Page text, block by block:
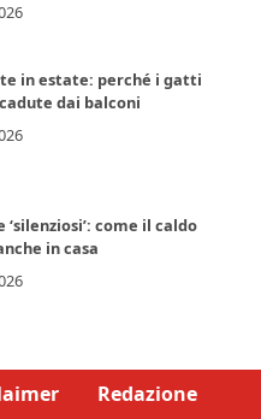
in estate: perché i gatti
dai balconi
‘silenziosi’: come il caldo
in casa
Redazione